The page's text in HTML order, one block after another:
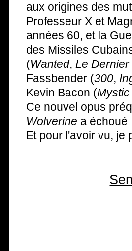
aux origines des
Professeur X et
années 60, et la
des Missiles
(Wanted, Le Dernier
Fassbender (300,
Kevin Bacon (
Ce nouvel opus
Wolverine a échoué
Et pour l'avoir vu, je